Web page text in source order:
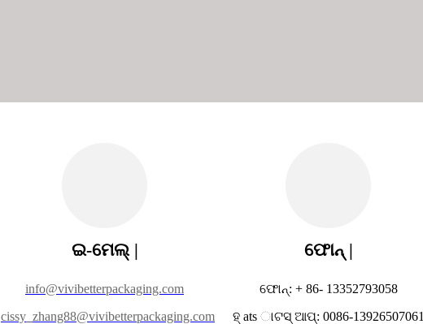
ଇ-ମେଲ୍ |
info@vivibetterpackaging.com
cissy_zhang88@vivibetterpackaging.com
ଫୋନ୍ |
ଫୋନ୍: + 86- 13352793058
ହ୍ ats ାଟସ୍ ଆପ୍: 0086-13926507061